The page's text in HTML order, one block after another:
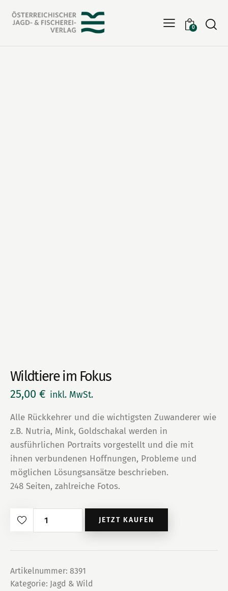
0
Wildtiere im Fokus
25,00 € inkl. MwSt.
Alle Rückkehrer und die wichtigsten Zuwanderer wie
z.B. Nutria, Mink, Goldschakal werden in
ausführlichen Portraits vorgestellt und die mit
ihnen verbundenen Hoffnungen, Probleme und
möglichen Lösungsansätze beschrieben.
248 Seiten, zahlreiche Fotos.
Wildtiere
im
JETZT KAUFEN
Artikelnummer: 8391
Kategorie: Jagd & Wild